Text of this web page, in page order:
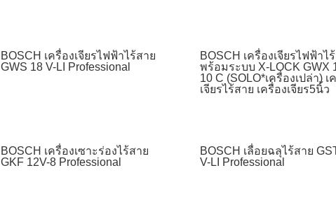
BOSCH เครื่องเจียรไฟฟ้าไร้สาย
GWS 18 V-LI Professional
BOSCH เครื่องเจียรไฟฟ้าไ
พร้อมระบบ X-LOCK GWX
10 C (SOLO*เครื่องเปล่า) เ
เจียรไร้สาย เครื่องเจียร5นิ้ว
BOSCH เครื่องเซาะร่องไร้สาย
GKF 12V-8 Professional
BOSCH เลื่อยฉลุไร้สาย
V-LI Professional